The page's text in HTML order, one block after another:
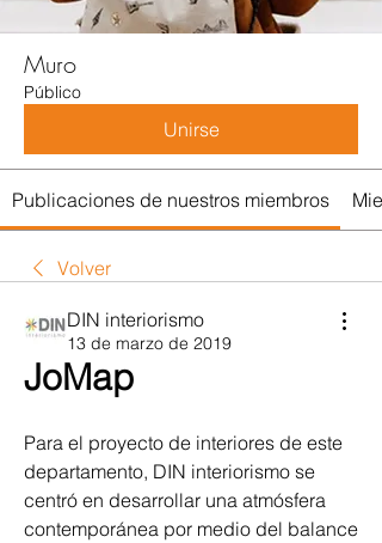
Muro
Público
Unirse
Publicaciones de nuestros miembros
Volver
DIN interiorismo
13 de marzo de 2019
JoMap
Para el proyecto de interiores de este
departamento, DIN interiorismo se
centró en desarrollar una atmósfera
contemporánea por medio del balance